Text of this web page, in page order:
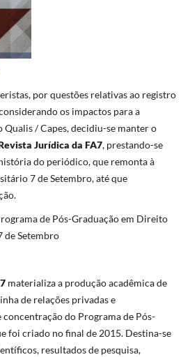
por questões relativas ao registro
os impactos para a
/ Capes, decidiu-se manter o
Jurídica da FA7, prestando-se
do periódico, que remonta à
7 de Setembro, até que
de Pós-Graduação em Direito
de Setembro
materializa a produção acadêmica de
de relações privadas e
do Programa de Pós-
foi criado no final de 2015. Destina-se
resultados de pesquisa,